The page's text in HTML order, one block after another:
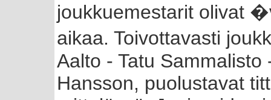
joukkuemestarit olivat
aikaa. Toivottavasti
Aalto - Tatu
Hansson, puolustavat